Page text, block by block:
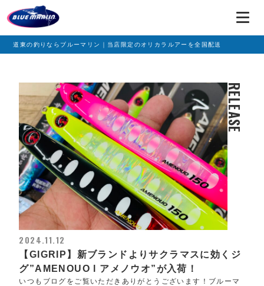
道東の釣りならブルーマリン｜当店限定のオリカラルアーを全国配送
RELEASE
2024.11.12
【GIGRIP】新ブランドよりサクラマスに効くジ
グ”AMENOUO l アメノウオ”が入荷！
いつもブログをご覧いただきありがとうございます！ブルーマ